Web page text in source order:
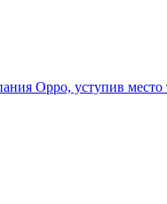
Oppo, уступив